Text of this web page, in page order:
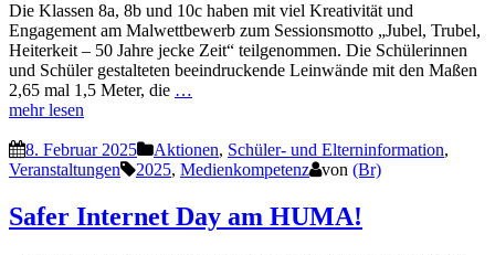
Die Klassen 8a, 8b und 10c haben mit viel Kreativität und
Engagement am Malwettbewerb zum Sessionsmotto „Jubel, Trubel,
Heiterkeit – 50 Jahre jecke Zeit“ teilgenommen. Die Schülerinnen
und Schüler gestalteten beeindruckende Leinwände mit den Maßen
2,65 mal 1,5 Meter, die …
mehr lesen
8. Februar 2025 Aktionen, Schüler- und Elterninformation,
Veranstaltungen
2025, Medienkompetenz von (Br)
Safer Internet Day am HUMA!